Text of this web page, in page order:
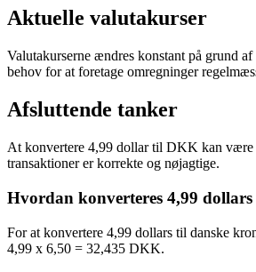
Aktuelle valutakurser
Valutakurserne ændres konstant på grund
behov for at foretage omregninger
Afsluttende tanker
At konvertere 4,99 dollar til DKK kan være
transaktioner er korrekte og nøjagtige.
Hvordan konverteres 4,99
For at konvertere 4,99 dollars til danske
4,99 x 6,50 = 32,435 DKK.